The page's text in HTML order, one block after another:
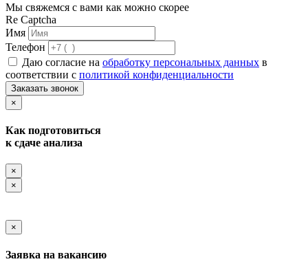
Мы свяжемся с вами как можно скорее
Re Captcha
Имя
Телефон
Даю согласие на обработку персональных данных в
соответствии с политикой конфиденциальности
Заказать звонок
×
Как подготовиться
к сдаче анализа
×
×
×
Заявка на вакансию